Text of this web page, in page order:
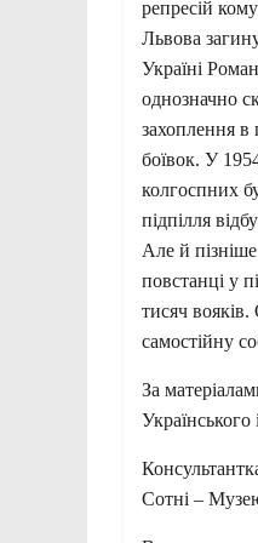
репресій
Львова
Україні
однозначно
захоплення в
боївок. У
колгоспних
підпілля
Але й
повстанці у
тисяч
самостійну
За
Сотні –